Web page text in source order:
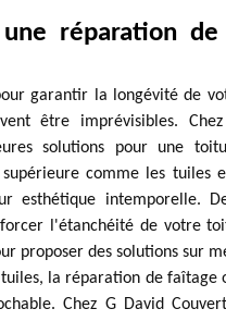
réparation
garantir la longévité de
être imprévisibles.
solutions pour une
comme les tuiles
esthétique intemporelle.
l'étanchéité de votre
des solutions sur
la réparation de
Chez G David